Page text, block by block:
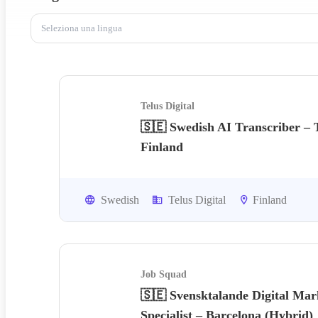
Seleziona una lingua
Telus Digital
🇸🇪 Swedish AI Transcriber –
Finland
Swedish Telus Digital Finland
Job Squad
🇸🇪 Svensktalande Digital
Specialist – Barcelona (Hybrid)